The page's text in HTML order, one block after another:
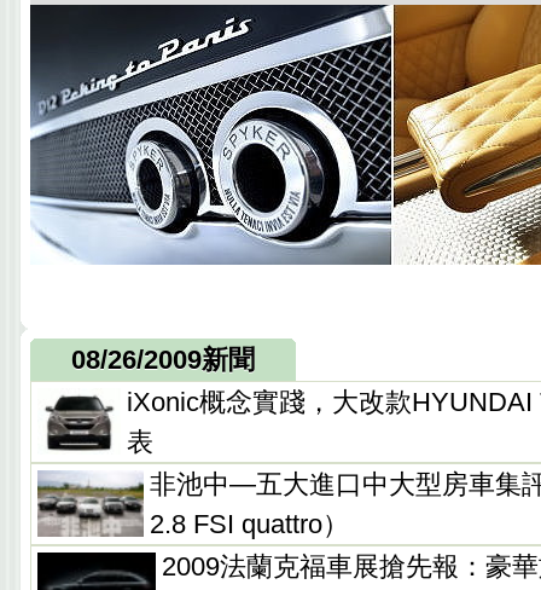
08/26/2009新聞
iXonic概念實踐，大改款HYUNDAI
表
非池中—五大進口中大型房車集
2.8 FSI quattro）
2009法蘭克福車展搶先報：豪